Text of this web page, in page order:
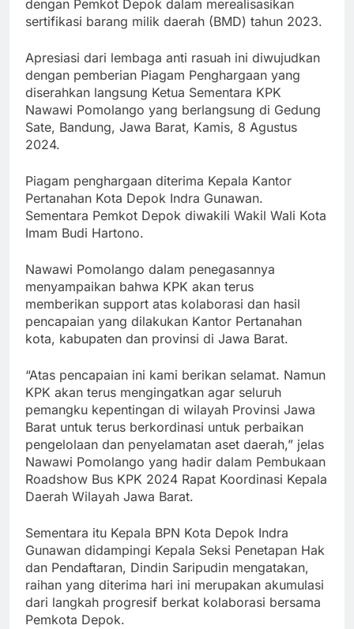
dengan Pemkot Depok dalam merealisasikan
sertifikasi barang milik daerah (BMD) tahun 2023.
Apresiasi dari lembaga anti rasuah ini diwujudkan
dengan pemberian Piagam Penghargaan yang
diserahkan langsung Ketua Sementara KPK
Nawawi Pomolango yang berlangsung di Gedung
Sate, Bandung, Jawa Barat, Kamis, 8 Agustus
2024.
Piagam penghargaan diterima Kepala Kantor
Pertanahan Kota Depok Indra Gunawan.
Sementara Pemkot Depok diwakili Wakil Wali Kota
Imam Budi Hartono.
Nawawi Pomolango dalam penegasannya
menyampaikan bahwa KPK akan terus
memberikan support atas kolaborasi dan hasil
pencapaian yang dilakukan Kantor Pertanahan
kota, kabupaten dan provinsi di Jawa Barat.
“Atas pencapaian ini kami berikan selamat. Namun
KPK akan terus mengingatkan agar seluruh
pemangku kepentingan di wilayah Provinsi Jawa
Barat untuk terus berkordinasi untuk perbaikan
pengelolaan dan penyelamatan aset daerah,” jelas
Nawawi Pomolango yang hadir dalam Pembukaan
Roadshow Bus KPK 2024 Rapat Koordinasi Kepala
Daerah Wilayah Jawa Barat.
Sementara itu Kepala BPN Kota Depok Indra
Gunawan didampingi Kepala Seksi Penetapan Hak
dan Pendaftaran, Dindin Saripudin mengatakan,
raihan yang diterima hari ini merupakan akumulasi
dari langkah progresif berkat kolaborasi bersama
Pemkota Depok.